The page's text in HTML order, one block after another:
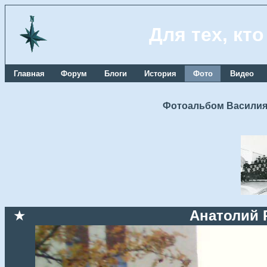
Для тех,
Главная Форум Блоги История Фото Видео
Фотоальбом
★ Анатолий